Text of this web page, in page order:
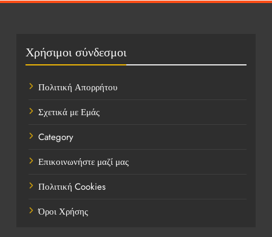
Πολιτική
Υγεία
Ψυχαγωγία
Χρήσιμοι σύνδεσμοι
Πολιτική Απορρήτου
Σχετικά με Εμάς
Category
Επικοινωνήστε μαζί μας
Πολιτική Cookies
Όροι Χρήσης